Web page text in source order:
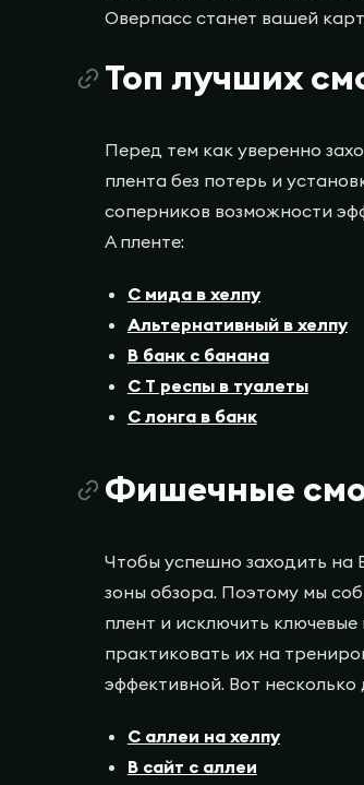
Оверпасс станет вашей
Топ лучших
Перед тем как уверенно
плента без потерь и
соперников возможности
А пленте:
С мида в хелпу
Альтернативный в хелпу
В банк с банана
С T респы в туалеты
С лонга в банк
Фишечные
Чтобы успешно заходить на
зоны обзора. Поэтому мы
плент и исключить
практиковать их на
эффективной. Вот несколько
С аллеи на хелпу
В сайт с аллеи